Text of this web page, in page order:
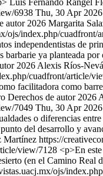
Luis Fernando Rangel
6938 Thu, 30 Apr
autor 2026 Margarita
ojs/index.php/cuadfront/
independentistas de
ya planteada
2026 Alexis Ríos-
cuadfront/article/
facilitadora como
Derechos de autor 2026
7049 Thu, 30 Apr
o diferencias
del desarrollo y
https://
view/7128 <p>En
(en el Camino Real
ojs/